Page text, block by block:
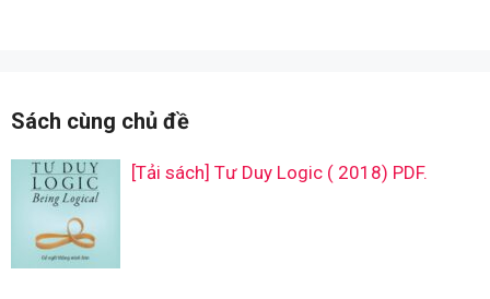
Sách cùng chủ đề
[Tải sách] Tư Duy Logic ( 2018) PDF.